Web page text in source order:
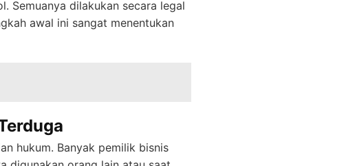
Semuanya dilakukan secara legal
awal ini sangat menentukan
hukum. Banyak pemilik bisnis